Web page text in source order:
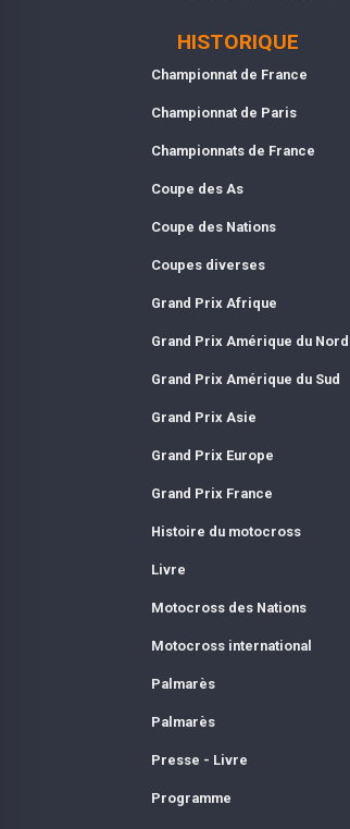
HISTORIQUE
Championnat de France
Championnat de Paris
Championnats de France
Coupe des As
Coupe des Nations
Coupes diverses
Grand Prix Afrique
Grand Prix Amérique du Nord
Grand Prix Amérique du Sud
Grand Prix Asie
Grand Prix Europe
Grand Prix France
Histoire du motocross
Livre
Motocross des Nations
Motocross international
Palmarès
Palmarès
Presse - Livre
Programme